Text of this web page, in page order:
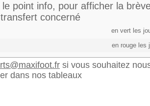
le point info, pour afficher la
concerné
en vert les
en rouge les
si vous souhaitez
dans nos tableaux